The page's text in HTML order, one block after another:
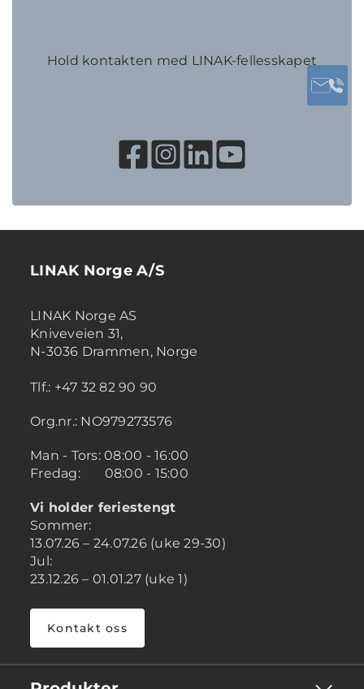
Hold kontakten med LINAK-fellesskapet
LINAK Norge A/S
LINAK Norge AS
Kniveveien 31,
N-3036 Drammen, Norge
Tlf.: +47 32 82 90 90
Org.nr.: NO979273576
Man - Tors: 08:00 - 16:00
Fredag: 08:00 - 15:00
Vi holder feriestengt
Sommer:
13.07.26 – 24.07.26 (uke 29-30)
Jul:
23.12.26 – 01.01.27 (uke 1)
Kontakt oss